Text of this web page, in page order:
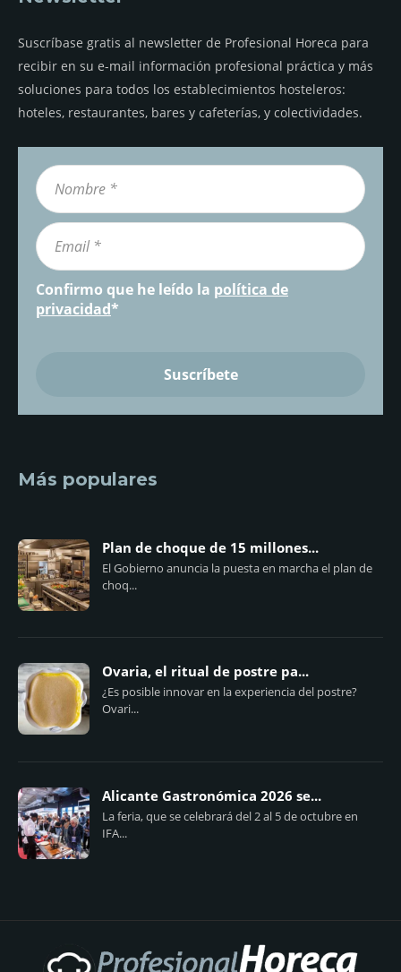
Suscríbase gratis al newsletter de Profesional Horeca para
recibir en su e-mail información profesional práctica y más
soluciones para todos los establecimientos hosteleros:
hoteles, restaurantes, bares y cafeterías, y colectividades.
Confirmo que he leído la política de
privacidad*
Más populares
Plan de choque de 15 millones...
El Gobierno anuncia la puesta en marcha el plan de
choq...
Ovaria, el ritual de postre pa...
¿Es posible innovar en la experiencia del postre?
Ovari...
Alicante Gastronómica 2026 se...
La feria, que se celebrará del 2 al 5 de octubre en
IFA...